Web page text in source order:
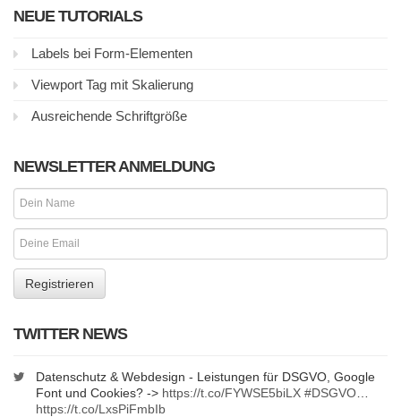
NEUE TUTORIALS
Labels bei Form-Elementen
Viewport Tag mit Skalierung
Ausreichende Schriftgröße
NEWSLETTER ANMELDUNG
TWITTER NEWS
Datenschutz & Webdesign - Leistungen für DSGVO, Google
Font und Cookies? -> https://t.co/FYWSE5biLX #DSGVO
https://t.co/LxsPiFmbIb